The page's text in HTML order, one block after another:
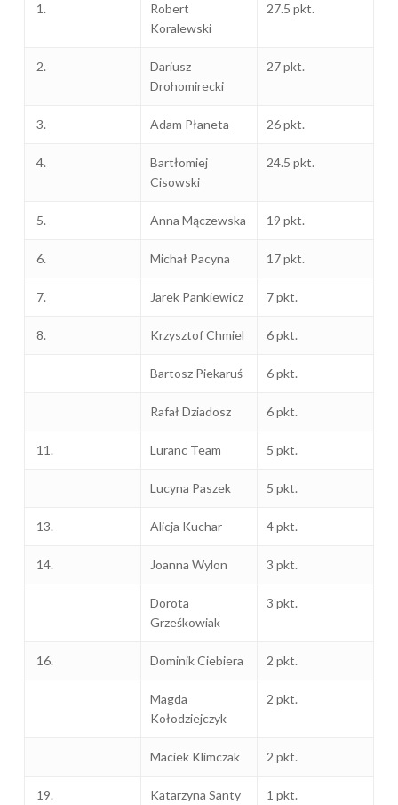
1.
Robert
Koralewski
27.5 pkt.
2.
Dariusz
Drohomirecki
27 pkt.
3. Adam Płaneta 26 pkt.
4.
Bartłomiej
Cisowski
24.5 pkt.
5. Anna Mączewska 19 pkt.
6. Michał Pacyna 17 pkt.
7. Jarek Pankiewicz 7 pkt.
8. Krzysztof Chmiel 6 pkt.
Bartosz Piekaruś 6 pkt.
Rafał Dziadosz 6 pkt.
11. Luranc Team 5 pkt.
Lucyna Paszek 5 pkt.
13. Alicja Kuchar 4 pkt.
14. Joanna Wylon 3 pkt.
Dorota
Grześkowiak
3 pkt.
16. Dominik Ciebiera 2 pkt.
Magda
Kołodziejczyk
2 pkt.
Maciek Klimczak 2 pkt.
19. Katarzyna Santy 1 pkt.